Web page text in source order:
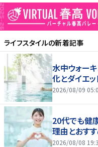
ライフスタイルの新着記事
水中ウォー
化とダイエ
2026/08/09
20代でも健
理由とおす
2026/08/08